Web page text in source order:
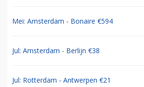
Mei: Amsterdam - Bonaire €594
Jul: Amsterdam - Berlijn €38
Jul: Rotterdam - Antwerpen €21